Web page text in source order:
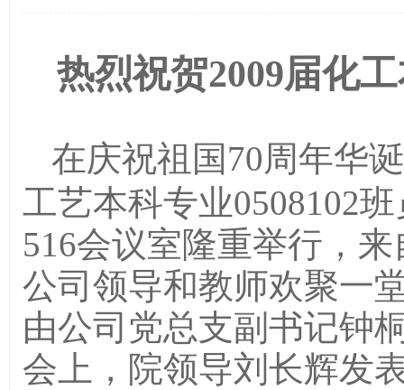
热烈祝贺2009届化
在庆祝祖国70周年华诞
工艺本科专业0508102班
516会议室隆重举行，
公司 领导和教师欢聚一
由公司党总支副书记钟
会上，院领导刘长辉发